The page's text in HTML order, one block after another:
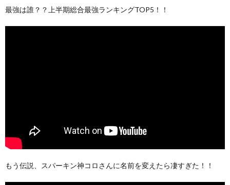
最強は誰？？上半期総合最強ランキングTOP5！！
もう伝説、スパーキン神コロさんに名前を変えたら凄すぎた！！